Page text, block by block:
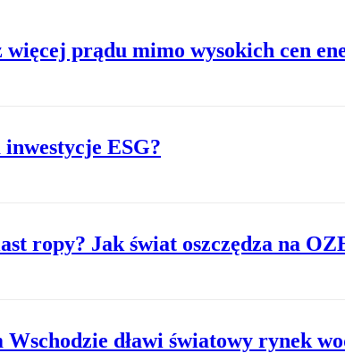
więcej prądu mimo wysokich cen
ESG?
ropy? Jak świat oszczędza na
dławi światowy rynek